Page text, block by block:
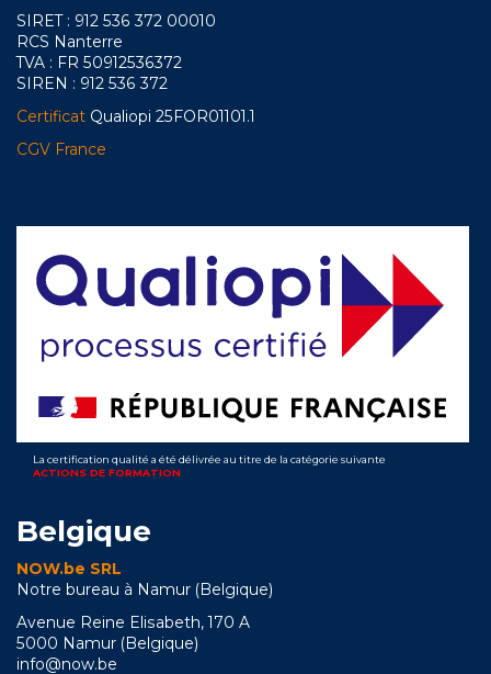
SIRET : 912 536 372 00010
RCS Nanterre
TVA : FR 50912536372
SIREN : 912 536 372
Certificat Qualiopi 25FOR01101.1
CGV France
La certification qualité a été délivrée au titre de la catégorie suivante
ACTIONS DE FORMATION
Belgique
NOW.be SRL
Notre bureau à Namur (Belgique)
Avenue Reine Elisabeth, 170 A
5000 Namur (Belgique)
info@now.be